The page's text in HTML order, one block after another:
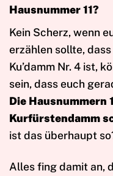
Hausnummer 11?
Kein Scherz, wenn
erzählen sollte,
Ku’damm Nr. 4 ist,
sein, dass euch
Die Hausnummern
Kurfürstendamm
ist das überhaupt
Alles fing damit an,